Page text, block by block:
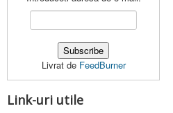
Livrat de FeedBurner
Link-uri utile